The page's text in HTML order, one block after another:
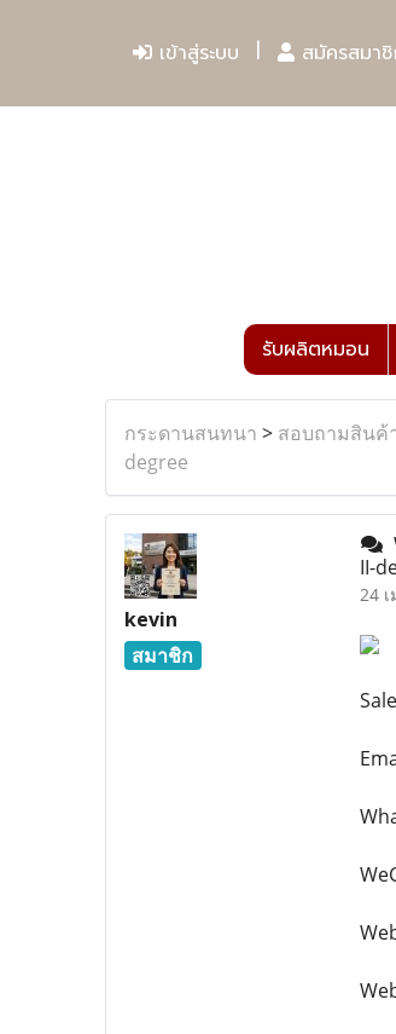
เข้าสู่ระบบ สมัครสมา
รับผลิตหมอน
กระดานสนทนา > สอบถามสินค้
degree
kevin
สมาชิก
II-
24